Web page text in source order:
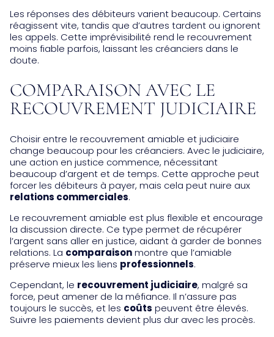
Les réponses des débiteurs varient beaucoup. Certains
réagissent vite, tandis que d’autres tardent ou ignorent
les appels. Cette imprévisibilité rend le recouvrement
moins fiable parfois, laissant les créanciers dans le
doute.
COMPARAISON AVEC LE
RECOUVREMENT JUDICIAIRE
Choisir entre le recouvrement amiable et judiciaire
change beaucoup pour les créanciers. Avec le judiciaire,
une action en justice commence, nécessitant
beaucoup d’argent et de temps. Cette approche peut
forcer les débiteurs à payer, mais cela peut nuire aux
relations commerciales.
Le recouvrement amiable est plus flexible et encourage
la discussion directe. Ce type permet de récupérer
l’argent sans aller en justice, aidant à garder de bonnes
relations. La comparaisonmontre que l’amiable
préserve mieux les liens professionnels.
Cependant, le recouvrement judiciaire, malgré sa
force, peut amener de la méfiance. Il n’assure pas
toujours le succès, et les coûts peuvent être élevés.
Suivre les paiements devient plus dur avec les procès.